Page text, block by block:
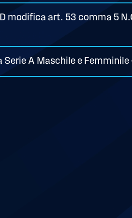
modifica art. 53 comma 5
Serie A Maschile e